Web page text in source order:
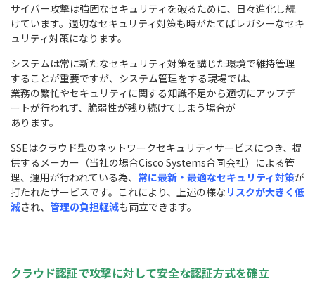
サイバー攻撃は強固なセキュリティを破るために、日々進化し続
けています。適切なセキュリティ対策も時がたてばレガシーなセキ
ュリティ対策になります。
システムは常に新たなセキュリティ対策を講じた環境で維持管理
することが重要ですが、システム管理をする現場では、
業務の繁忙やセキュリティに関する知識不足から適切にアップデ
ートが行われず、脆弱性が残り続けてしまう場合が
あります。
SSEはクラウド型のネットワークセキュリティサービスにつき、提
供するメーカー（当社の場合Cisco Systems合同会社）による管
理、運用が行われている為、 常に最新・最適なセキュリティ対策が
打たれたサービスです。これにより、上述の様な リスクが大きく低
減され、 管理の負担軽減も両立できます。
クラウド認証で攻撃に対して安全な認証方式を確立